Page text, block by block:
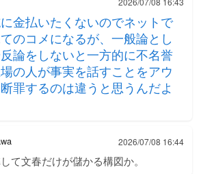
金払いたくないのでネットで
のコメになるが、一般論とし
論をしないと一方的に不名誉
の人が事実を話すことをアウ
罪するのは違うと思うんだよ
2026/07/08 16:44
て文春だけが儲かる構図か。